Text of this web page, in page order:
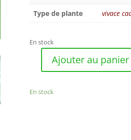
Type de plante vivace
En stock
quantité
Aristolochia
Ajouter au panier
En stock